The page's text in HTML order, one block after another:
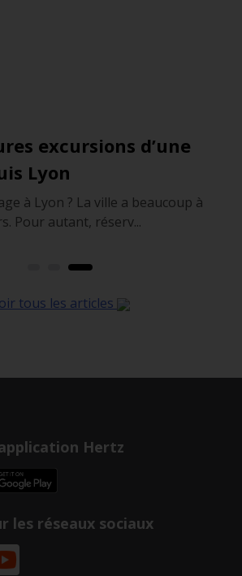
excursions d’une
Lyon
à Lyon ? La ville a beaucoup à
Pour autant, réserv...
tous les articles
Hertz
les réseaux sociaux